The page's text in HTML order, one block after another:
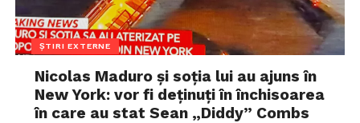
ȘTIRI EXTERNE
Nicolas Maduro și soția lui au ajuns în
New York: vor fi deținuți în închisoarea
în care au stat Sean „Diddy” Combs